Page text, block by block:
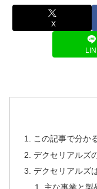
X
この記事で分か
デクセリアルズ
デクセリアルズ